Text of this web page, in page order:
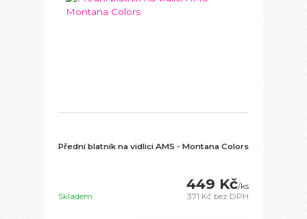
Přední blatník na vidlici AMS - Montana Colors
449 Kč/ks
371 Kč bez DPH
Skladem